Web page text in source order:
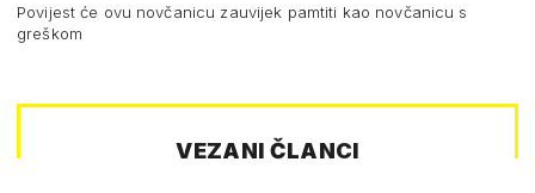
Povijest će ovu novčanicu zauvijek pamtiti kao novčanicu s
greškom
VEZANI ČLANCI